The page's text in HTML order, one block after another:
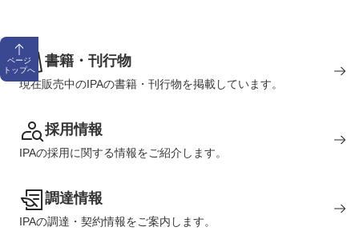
ページ
トップへ
書籍・刊行物
現在販売中のIPAの書籍・刊行物を掲載しています。
採用情報
IPAの採用に関する情報をご紹介します。
調達情報
IPAの調達・契約情報をご案内します。